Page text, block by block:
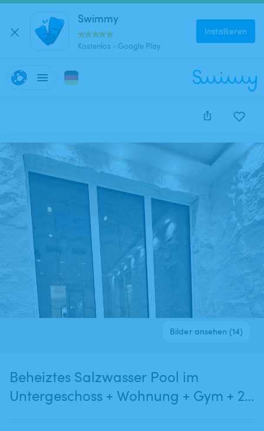
Swimmy
Kostenlos - Google Play
Installieren
Diese Anzeige wurde leider deaktiviert und kann nicht
reserviert werden.
Bilder ansehen (14)
Beheiztes Salzwasser Pool im
Untergeschoss + Wohnung + Gym + 2